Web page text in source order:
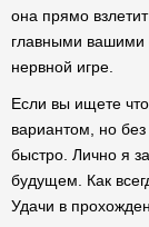
она прямо
главными вашими
нервной игре.
Если вы ищете
вариантом, но
быстро. Лично я
будущем. Как
Удачи в